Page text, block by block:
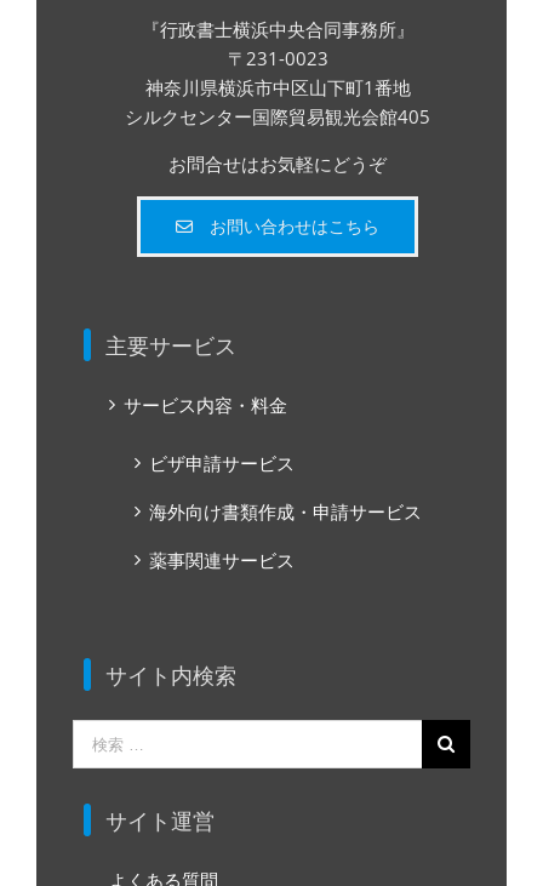
『行政書士横浜中央合同事務所』
〒231-0023
神奈川県横浜市中区山下町1番地
シルクセンター国際貿易観光会館405
お問合せはお気軽にどうぞ
お問い合わせはこちら
主要サービス
サービス内容・料金
ビザ申請サービス
海外向け書類作成・申請サービス
薬事関連サービス
サイト内検索
索
サイト運営
よくある質問